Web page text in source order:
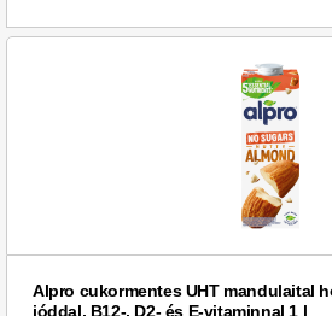
Alpro cukormentes UHT mandulaital
jóddal, B12-, D2- és E-vitaminnal 1 l